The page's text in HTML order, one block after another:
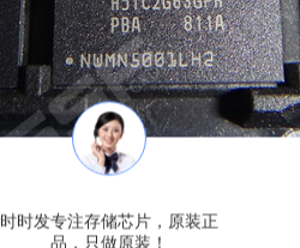
时时发专注存储芯片，原装正
品，只做原装！